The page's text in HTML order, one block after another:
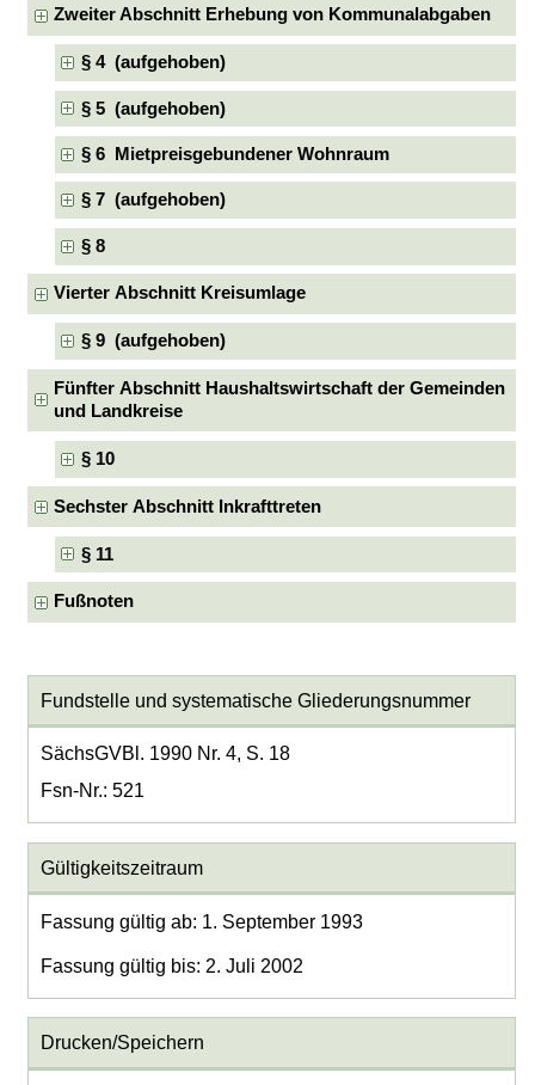
Zweiter Abschnitt Erhebung von Kommunalabgaben
§ 4 (aufgehoben)
§ 5 (aufgehoben)
§ 6 Mietpreisgebundener Wohnraum
§ 7 (aufgehoben)
§ 8
Vierter Abschnitt Kreisumlage
§ 9 (aufgehoben)
Fünfter Abschnitt Haushaltswirtschaft der Gemeinden
und Landkreise
§ 10
Sechster Abschnitt Inkrafttreten
§ 11
Fußnoten
Fundstelle und systematische Gliederungsnummer
SächsGVBl. 1990 Nr. 4, S. 18
Fsn-Nr.: 521
Gültigkeitszeitraum
Fassung gültig ab: 1. September 1993
Fassung gültig bis: 2. Juli 2002
Drucken/Speichern